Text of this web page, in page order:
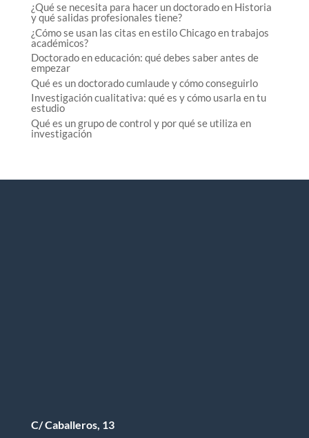
¿Qué se necesita para hacer un doctorado en Historia
y qué salidas profesionales tiene?
¿Cómo se usan las citas en estilo Chicago en trabajos
académicos?
Doctorado en educación: qué debes saber antes de
empezar
Qué es un doctorado cumlaude y cómo conseguirlo
Investigación cualitativa: qué es y cómo usarla en tu
estudio
Qué es un grupo de control y por qué se utiliza en
investigación
C/ Caballeros, 13